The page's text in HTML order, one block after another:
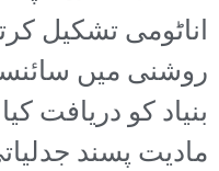
اناٹومی تشکیل
روشنی میں
بنیاد کو دریافت
مادیت پسند